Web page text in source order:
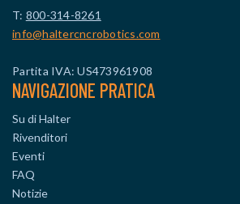
T: 800-314-8261
info@haltercncrobotics.com
Partita IVA: US473961908
NAVIGAZIONE PRATICA
Su di Halter
Rivenditori
Eventi
FAQ
Notizie